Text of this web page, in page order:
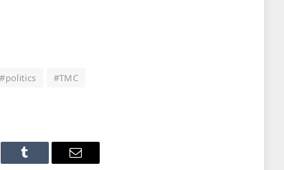
#politics
#TMC
Tumblr Email